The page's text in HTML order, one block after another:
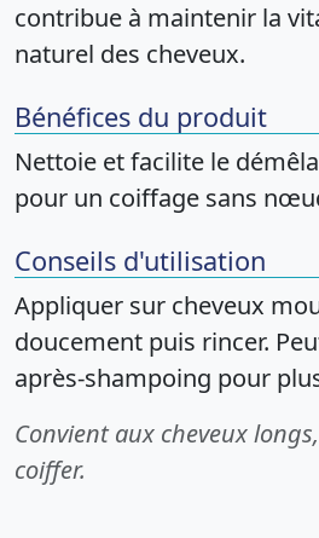
contribue à maintenir la
naturel des cheveux.
Bénéfices du produit
Nettoie et facilite le
pour un coiffage sans
Conseils d'utilisation
Appliquer sur cheveux
doucement puis rincer.
après-shampoing pour
Convient aux cheveux
coiffer.